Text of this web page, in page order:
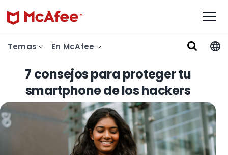
Temas En McAfee
7 consejos para proteger tu
smartphone de los hackers